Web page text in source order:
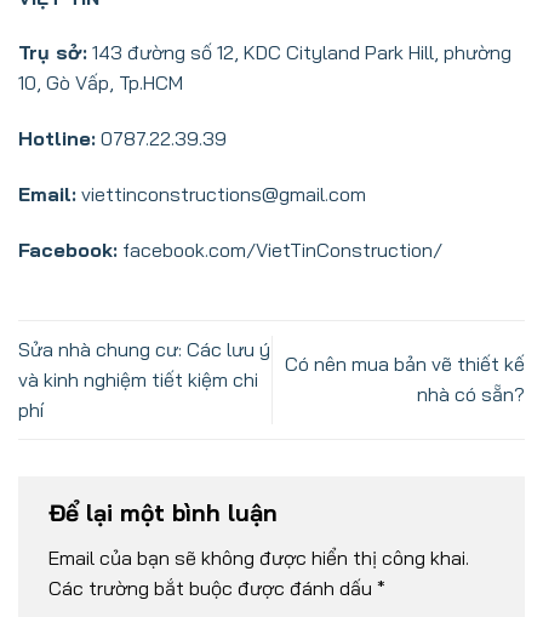
Trụ sở: 143 đường số 12, KDC Cityland Park Hill, phường
10, Gò Vấp, Tp.HCM
Hotline: 0787.22.39.39
Email: viettinconstructions@gmail.com
Facebook: facebook.com/VietTinConstruction/
Sửa nhà chung cư: Các lưu ý
và kinh nghiệm tiết kiệm chi
phí
Có nên mua bản vẽ thiết kế
nhà có sẵn?
Để lại một bình luận
Email của bạn sẽ không được hiển thị công khai.
Các trường bắt buộc được đánh dấu *